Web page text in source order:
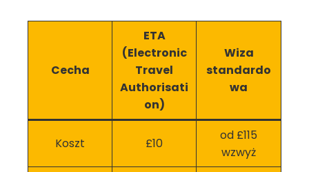
Cecha
ETA
(Electronic
Travel
Authorisati
on)
Wiza
standardo
wa
Koszt £10
od £115
wzwyż